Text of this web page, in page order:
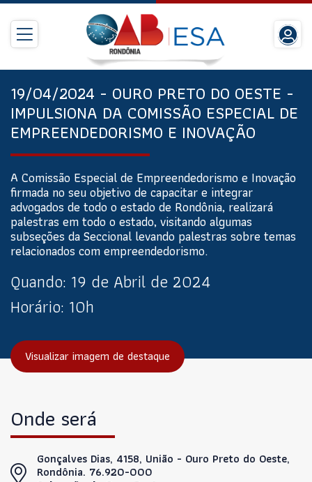
19/04/2024 - OURO PRETO DO OESTE -
IMPULSIONA DA COMISSÃO ESPECIAL DE
EMPREENDEDORISMO E INOVAÇÃO
A Comissão Especial de Empreendedorismo e Inovação
firmada no seu objetivo de capacitar e integrar
advogados de todo o estado de Rondônia, realizará
palestras em todo o estado, visitando algumas
subseções da Seccional levando palestras sobre temas
relacionados com empreendedorismo.
Quando: 19 de Abril de 2024
Horário: 10h
Visualizar imagem de destaque
Onde será
Gonçalves Dias, 4158, União - Ouro Preto do Oeste,
Rondônia. 76.920-000